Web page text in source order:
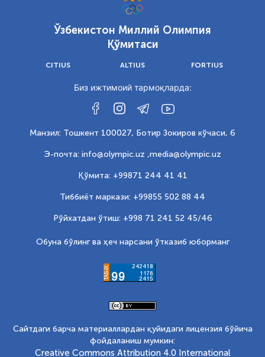
Ўзбекистон Миллий Олимпия
Қўмитаси
CITIUS ALTIUS FORTIUS
Биз ижтимоий тармоқларда:
Манзил: Тошкент 100027, Ботир Зокиров кўчаси, 6
Э-почта: info@olympic.uz ,media@olympic.uz
Қўмита: +99871 244 41 41
Тиббиёт маркази: +99855 502 88 44
Рўйхатдан ўтиш: +998 71 241 52 45/46
Обуна бўлинг ва ҳеч нарсани ўтказиб юборманг
Сайтдаги барча материаллардан қуйидаги лицензия бўйича
фойдаланиш мумкин:
Creative Commons Attribution 4.0 International